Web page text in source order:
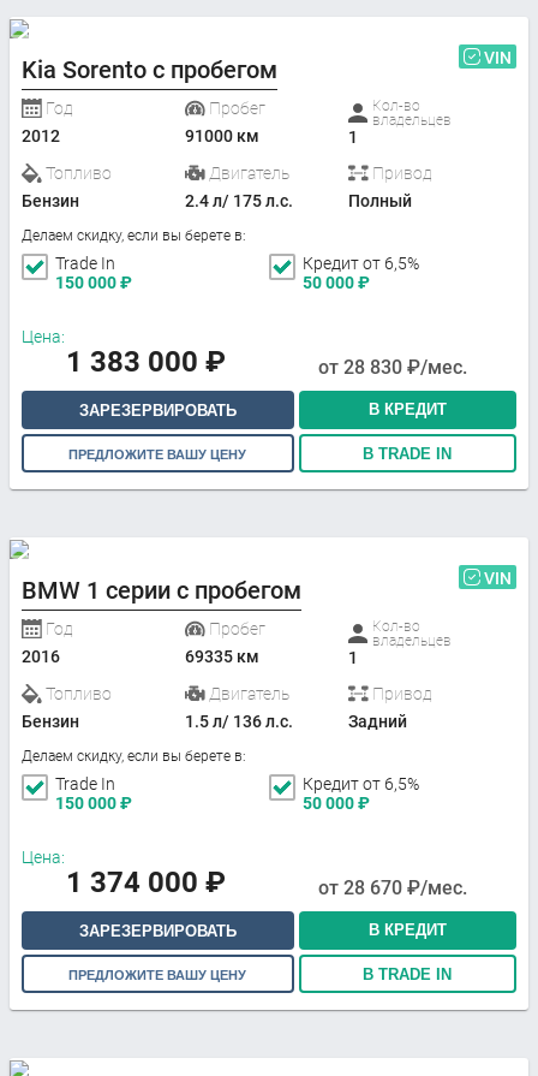
Kia Sorento с пробегом VIN
Год
2012
Пробег
91000 км
Кол-во
владельцев
1
Топливо
Бензин
Двигатель
2.4 л/ 175 л.с.
Привод
Полный
Делаем скидку, если вы берете в:
Trade In
150 000₽
Кредит от 6,5%
50 000₽
Цена:
1 383 000 ₽ от 28 830 ₽/мес.
ЗАРЕЗЕРВИРОВАТЬ В КРЕДИТ
ПРЕДЛОЖИТЕ ВАШУ ЦЕНУ В TRADE IN
BMW 1 серии с пробегом VIN
Год
2016
Пробег
69335 км
Кол-во
владельцев
1
Топливо
Бензин
Двигатель
1.5 л/ 136 л.с.
Привод
Задний
Делаем скидку, если вы берете в:
Trade In
150 000₽
Кредит от 6,5%
50 000₽
Цена:
1 374 000 ₽ от 28 670 ₽/мес.
ЗАРЕЗЕРВИРОВАТЬ В КРЕДИТ
ПРЕДЛОЖИТЕ ВАШУ ЦЕНУ В TRADE IN